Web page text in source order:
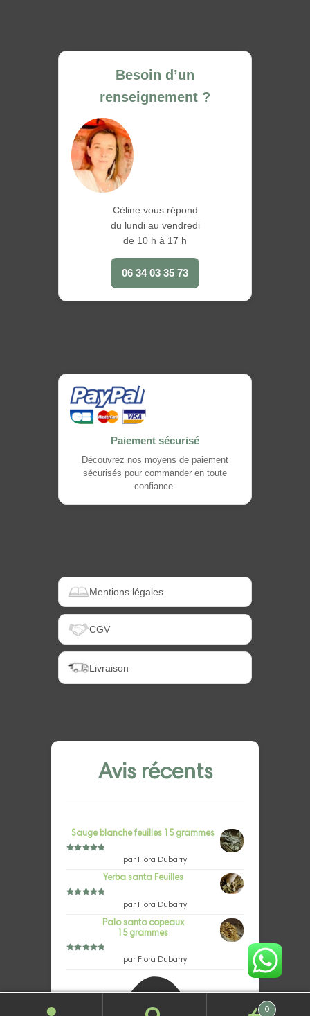
Besoin d’un
renseignement ?
Céline vous répond
du lundi au vendredi
de 10 h à 17 h
06 34 03 35 73
Paiement sécurisé
Découvrez nos moyens de paiement
sécurisés pour commander en toute
confiance.
Mentions légales
CGV
Livraison
Avis récents
Sauge blanche feuilles 15 grammes
par Flora Dubarry
Yerba santa Feuilles
par Flora Dubarry
Palo santo copeaux
15 grammes
par Flora Dubarry
0